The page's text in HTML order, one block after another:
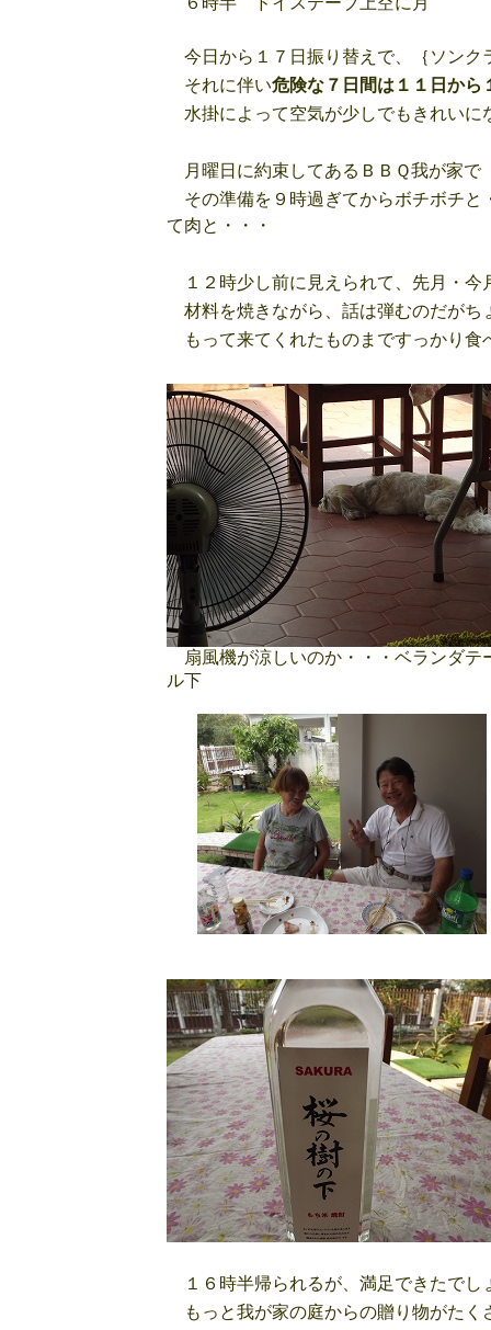
今日から１７日振り替えで、｛ソン
それに伴い危険な７日間は１１日から
水掛によって空気が少しでもきれいに
月曜日に約束してあるＢＢＱ我が家
その準備を９時過ぎてからボチボチ
て肉と・・・
１２時少し前に見えられて、先月・今
材料を焼きながら、話は弾むのだがち
もって来てくれたものまですっかり食
扇風機が涼しいのか・・・ベランダテ
ル下
１６時半帰られるが、満足できたでし
もっと我が家の庭からの贈り物がたく